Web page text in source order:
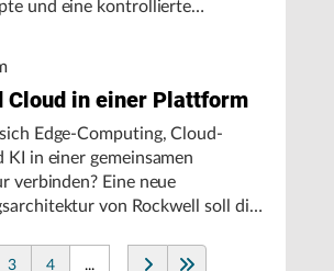
und eine kontrollierte
Cloud in einer Plattform
Edge-Computing, Cloud-
KI in einer gemeinsamen
verbinden? Eine neue
von Rockwell soll die
und den autonomen
3 4 ...